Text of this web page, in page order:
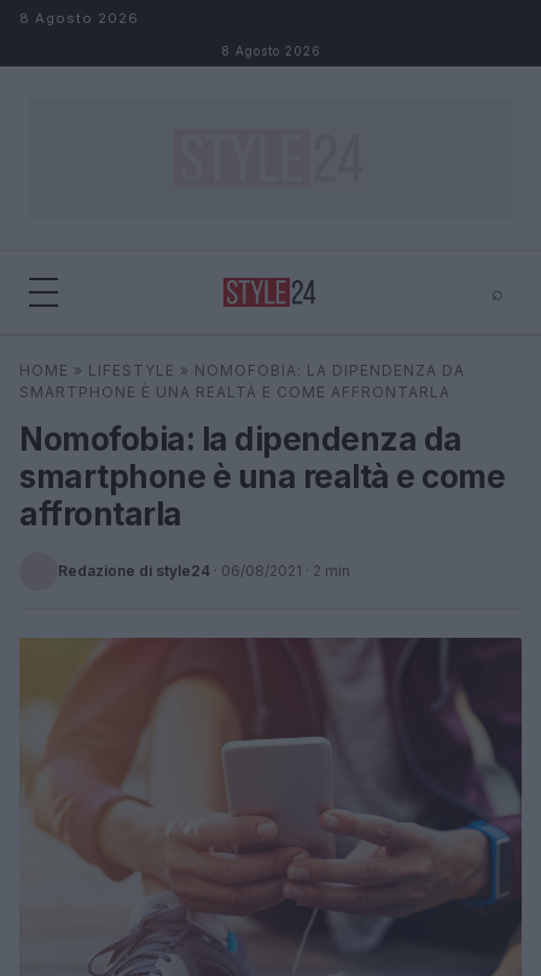
Salta al contenuto
8 Agosto 2026
8 Agosto 2026
⌕
Cerca ⌕
HOME » LIFESTYLE » NOMOFOBIA: LA DIPENDENZA DA
SMARTPHONE È UNA REALTÀ E COME AFFRONTARLA
Nomofobia: la dipendenza da
smartphone è una realtà e come
affrontarla
Redazione di style24 · 06/08/2021 · 2 min